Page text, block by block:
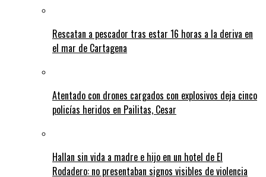
Rescatan a pescador tras estar 16 horas a la deriva en
el mar de Cartagena
Atentado con drones cargados con explosivos deja cinco
policías heridos en Pailitas, Cesar
Hallan sin vida a madre e hijo en un hotel de El
Rodadero: no presentaban signos visibles de violencia